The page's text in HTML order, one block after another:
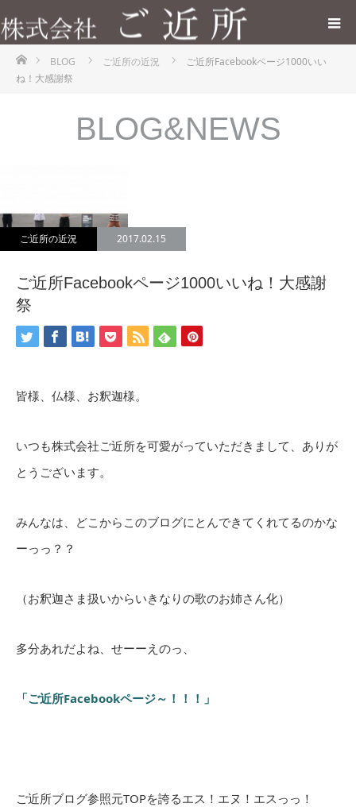
ホームBLOG ご近所の近況
ご近所Facebookページ1000いい
ね！大感謝祭
BLOG&NEWS
ご近所の近況 2017.02.15
ご近所Facebookページ1000いいね！大感謝
祭
皆様、仏様、お釈迦様。
いつも株式会社ご近所を可愛がっていただきまして、ありが
とうございます。
みんなは、どこからこのブログにとんできてくれてるのかな
ーっっ？？
（お釈迦さま扱いからいきなりの歌のお姉さん化）
多分あれだよね、せーーえのっ、
「ご近所Facebookページ～！！！」
ご近所ブログ参照元TOPを誇るエス！エヌ！エスっっ！